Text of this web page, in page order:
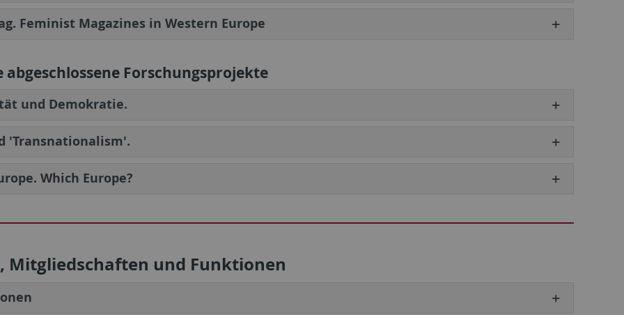
Feminist Magazines in Western Europe
abgeschlossene Forschungsprojekte
und Demokratie.
'Transnationalism'.
Which Europe?
Mitgliedschaften und Funktionen